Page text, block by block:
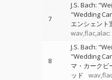
7
J.S. Bach:
"Wedding
エンシェント
8
J.S. Bach:
"Wedding
マ・カークビ
ッド